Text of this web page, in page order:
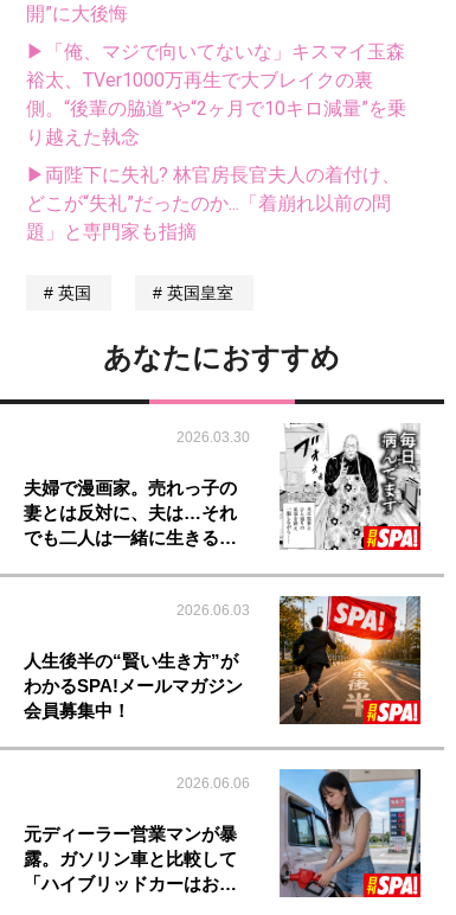
開”に大後悔
▶「俺、マジで向いてないな」キスマイ玉森
裕太、TVer1000万再生で大ブレイクの裏
側。“後輩の脇道”や“2ヶ月で10キロ減量”を乗
り越えた執念
▶両陛下に失礼? 林官房長官夫人の着付け、
どこが“失礼”だったのか...「着崩れ以前の問
題」と専門家も指摘
英国 英国皇室
あなたにおすすめ
2026.03.30
夫婦で漫画家。売れっ子の
妻とは反対に、夫は…それ
でも二人は一緒に生きる…
2026.06.03
人生後半の“賢い生き方”が
わかるSPA!メールマガジン
会員募集中！
2026.06.06
元ディーラー営業マンが暴
露。ガソリン車と比較して
「ハイブリッドカーはお…